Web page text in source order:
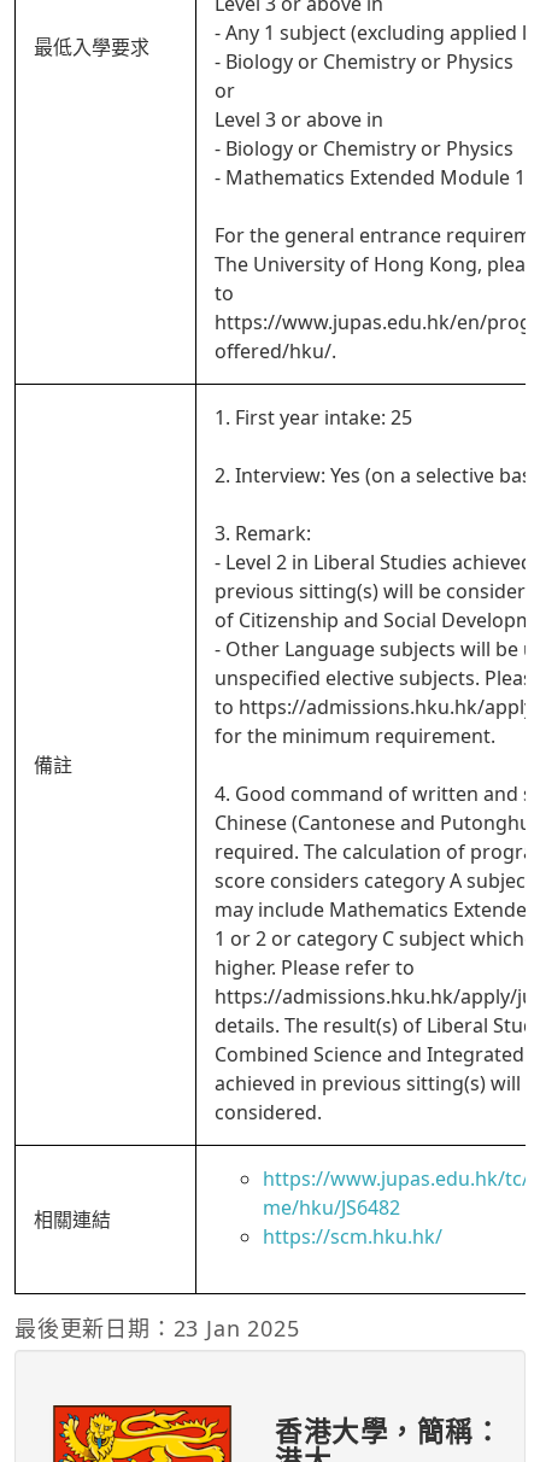
最低入學要求
- Any 1 subject (excluding applied
- Biology or Chemistry or Physics
or
Level 3 or above in
- Biology or Chemistry or Physics
- Mathematics Extended Module 1
For the general entrance
The University of Hong Kong,
to
https://www.jupas.edu.hk/en/
offered/hku/.
備註
1. First year intake: 25
2. Interview: Yes (on a selective
3. Remark:
- Level 2 in Liberal Studies achieved
previous sitting(s) will be
of Citizenship and Social
- Other Language subjects will be
unspecified elective subjects.
to https://admissions.hku.hk/
for the minimum requirement.
4. Good command of written and
Chinese (Cantonese and
required. The calculation of
score considers category A
may include Mathematics
1 or 2 or category C subject
higher. Please refer to
https://admissions.hku.hk/apply/
details. The result(s) of Liberal
Combined Science and Integrated
achieved in previous sitting(s) will
considered.
相關連結
https://www.jupas.edu.hk/tc/
me/hku/JS6482
https://scm.hku.hk/
最後更新日期：23 Jan 2025
香港大學，簡稱：